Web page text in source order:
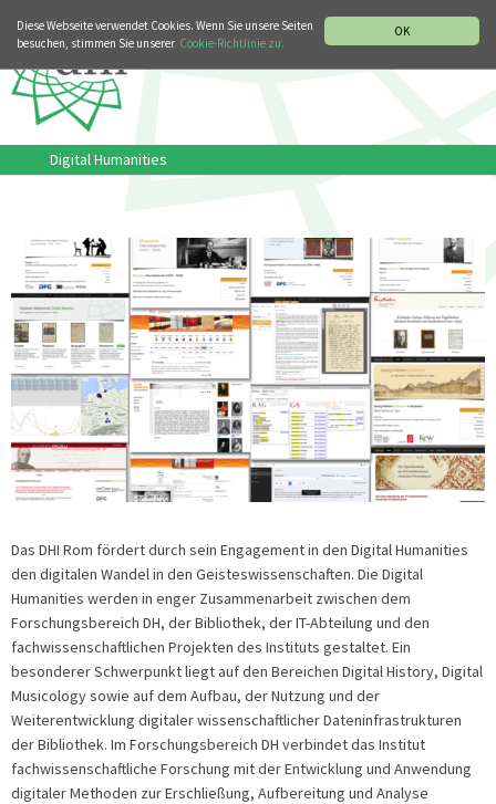
OK
Diese Webseite verwendet Cookies. Wenn Sie unsere Seiten
besuchen, stimmen Sie unserer Cookie-Richtlinie zu.
Digital Humanities
Das DHI Rom fördert durch sein Engagement in den Digital Humanities
den digitalen Wandel in den Geisteswissenschaften. Die Digital
Humanities werden in enger Zusammenarbeit zwischen dem
Forschungsbereich DH, der Bibliothek, der IT-Abteilung und den
fachwissenschaftlichen Projekten des Instituts gestaltet. Ein
besonderer Schwerpunkt liegt auf den Bereichen Digital History, Digital
Musicology sowie auf dem Aufbau, der Nutzung und der
Weiterentwicklung digitaler wissenschaftlicher Dateninfrastrukturen
der Bibliothek. Im Forschungsbereich DH verbindet das Institut
fachwissenschaftliche Forschung mit der Entwicklung und Anwendung
digitaler Methoden zur Erschließung, Aufbereitung und Analyse